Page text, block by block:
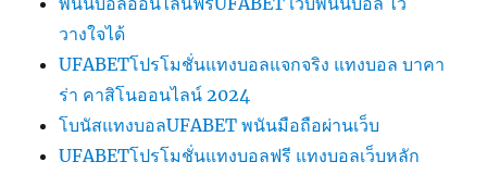
วางใจได้
UFABETโปรโมชั่นแทงบอลแจกจริง แทงบอล บาคา
ร่า คาสิโนออนไลน์ 2024
โบนัสแทงบอลUFABET พนันมือถือผ่านเว็บ
UFABETโปรโมชั่นแทงบอลฟรี แทงบอลเว็บหลัก